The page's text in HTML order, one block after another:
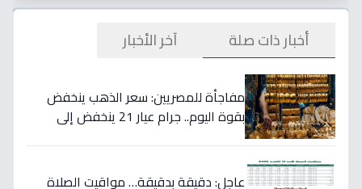
أخبار ذات صلة آخر الأخبار
مفاجأة للمصريين: سعر الذهب ينخفض
بقوة اليوم.. جرام عيار 21 ينخفض إلى
عاجل: دقيقة بدقيقة… مواقيت الصلاة